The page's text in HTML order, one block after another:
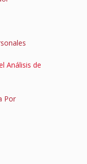
Análisis de
Por